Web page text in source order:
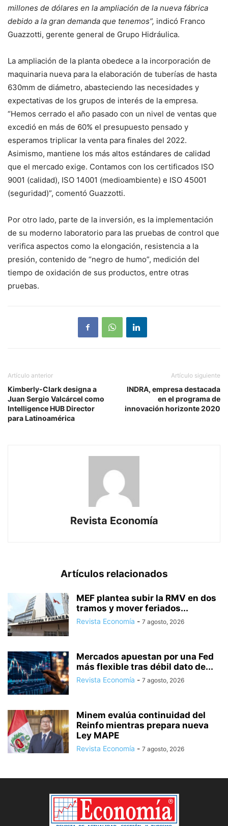
millones de dólares en la ampliación de la nueva fábrica
debido a la gran demanda que tenemos”, indicó Franco
Guazzotti, gerente general de Grupo Hidráulica.
La ampliación de la planta obedece a la incorporación de
maquinaria nueva para la elaboración de tuberías de hasta
630mm de diámetro, abasteciendo las necesidades y
expectativas de los grupos de interés de la empresa.
“Hemos cerrado el año pasado con un nivel de ventas que
excedió en más de 60% el presupuesto pensado y
esperamos triplicar la venta para finales del 2022.
Asimismo, mantiene los más altos estándares de calidad
que el mercado exige. Contamos con los certificados ISO
9001 (calidad), ISO 14001 (medioambiente) e ISO 45001
(seguridad)”, comentó Guazzotti.
Por otro lado, parte de la inversión, es la implementación
de su moderno laboratorio para las pruebas de control que
verifica aspectos como la elongación, resistencia a la
presión, contenido de “negro de humo”, medición del
tiempo de oxidación de sus productos, entre otras
pruebas.
Artículo anterior
Kimberly-Clark designa a
Juan Sergio Valcárcel como
Intelligence HUB Director
para Latinoamérica
Artículo siguiente
INDRA, empresa destacada
en el programa de
innovación horizonte 2020
Revista Economía
Artículos relacionados
MEF plantea subir la RMV en dos
tramos y mover feriados...
Revista Economía - 7 agosto, 2026
Mercados apuestan por una Fed
más flexible tras débil dato de...
Revista Economía - 7 agosto, 2026
Minem evalúa continuidad del
Reinfo mientras prepara nueva
Ley MAPE
Revista Economía - 7 agosto, 2026